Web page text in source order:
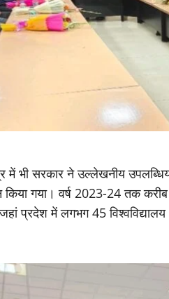
में भी सरकार ने उल्लेखनीय
गया। वर्ष 2023-24 तक
प्रदेश में लगभग 45